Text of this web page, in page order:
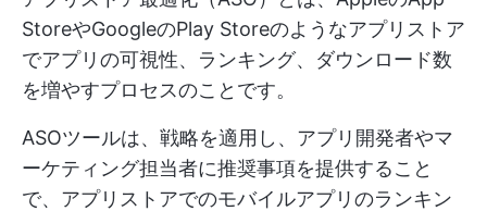
StoreやGoogleのPlay Storeのようなアプリストア
でアプリの可視性、ランキング、ダウンロード数
を増やすプロセスのことです。
ASOツールは、戦略を適用し、アプリ開発者やマ
ーケティング担当者に推奨事項を提供すること
で、アプリストアでのモバイルアプリのランキン